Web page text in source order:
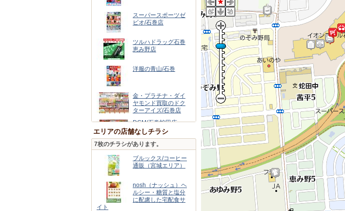
スーパースポーツゼ
ビオ/石巻店
ツルハドラッグ石巻
恵み野店
洋服の青山/石巻
金・プラチナ・ダイ
ヤモンド買取のドク
ターアイズ/石巻店
DCM/石巻蛇田店
とりあえず吾平 石巻
蛇田店
ケーズデンキ/石巻本
エリアの店舗なしチラシ
7枚のチラシがあります。
ブルックス/コーヒー
通販（宮城エリア）
nosh（ナッシュ）ヘ
ルシー・糖質と塩分
に配慮した宅配食サ
イト